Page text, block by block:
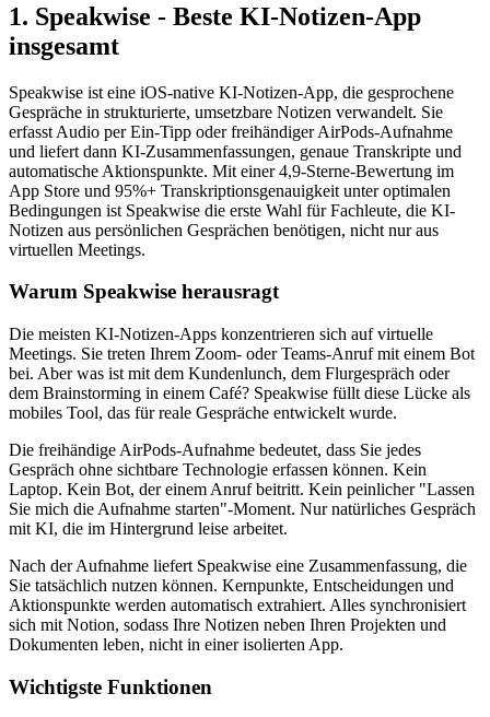
1. Speakwise - Beste KI-Notizen-App
insgesamt
Speakwise ist eine iOS-native KI-Notizen-App, die gesprochene
Gespräche in strukturierte, umsetzbare Notizen verwandelt. Sie
erfasst Audio per Ein-Tipp oder freihändiger AirPods-Aufnahme
und liefert dann KI-Zusammenfassungen, genaue Transkripte und
automatische Aktionspunkte. Mit einer 4,9-Sterne-Bewertung im
App Store und 95%+ Transkriptionsgenauigkeit unter optimalen
Bedingungen ist Speakwise die erste Wahl für Fachleute, die KI-
Notizen aus persönlichen Gesprächen benötigen, nicht nur aus
virtuellen Meetings.
Warum Speakwise herausragt
Die meisten KI-Notizen-Apps konzentrieren sich auf virtuelle
Meetings. Sie treten Ihrem Zoom- oder Teams-Anruf mit einem Bot
bei. Aber was ist mit dem Kundenlunch, dem Flurgespräch oder
dem Brainstorming in einem Café? Speakwise füllt diese Lücke als
mobiles Tool, das für reale Gespräche entwickelt wurde.
Die freihändige AirPods-Aufnahme bedeutet, dass Sie jedes
Gespräch ohne sichtbare Technologie erfassen können. Kein
Laptop. Kein Bot, der einem Anruf beitritt. Kein peinlicher "Lassen
Sie mich die Aufnahme starten"-Moment. Nur natürliches Gespräch
mit KI, die im Hintergrund leise arbeitet.
Nach der Aufnahme liefert Speakwise eine Zusammenfassung, die
Sie tatsächlich nutzen können. Kernpunkte, Entscheidungen und
Aktionspunkte werden automatisch extrahiert. Alles synchronisiert
sich mit Notion, sodass Ihre Notizen neben Ihren Projekten und
Dokumenten leben, nicht in einer isolierten App.
Wichtigste Funktionen